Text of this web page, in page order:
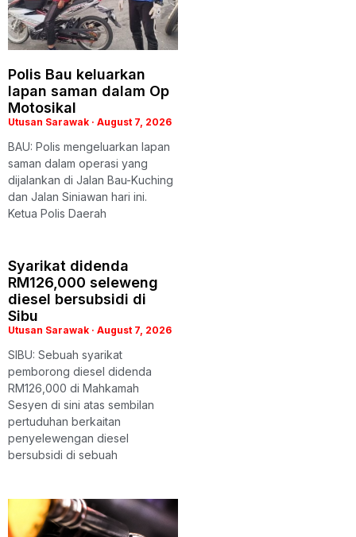
Polis Bau keluarkan
lapan saman dalam Op
Motosikal
Utusan Sarawak August 7, 2026
BAU: Polis mengeluarkan lapan
saman dalam operasi yang
dijalankan di Jalan Bau-Kuching
dan Jalan Siniawan hari ini.
Ketua Polis Daerah
Syarikat didenda
RM126,000 seleweng
diesel bersubsidi di
Sibu
Utusan Sarawak August 7, 2026
SIBU: Sebuah syarikat
pemborong diesel didenda
RM126,000 di Mahkamah
Sesyen di sini atas sembilan
pertuduhan berkaitan
penyelewengan diesel
bersubsidi di sebuah